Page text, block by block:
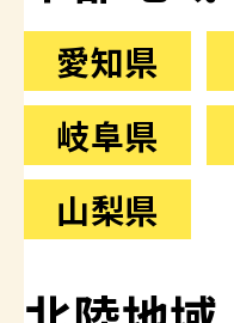
愛知県
岐阜県
山梨県